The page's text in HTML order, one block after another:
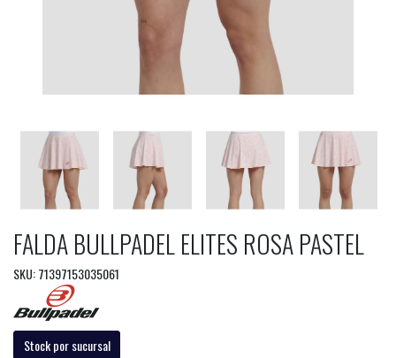
FALDA BULLPADEL ELITES ROSA PASTEL
SKU: 71397153035061
Stock por sucursal